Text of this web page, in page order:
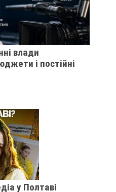
влади
і постійні
у Полтаві